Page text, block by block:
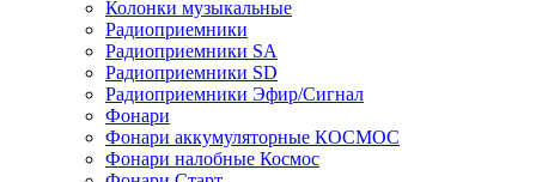
Колонки музыкальные
Радиоприемники
Радиоприемники SA
Радиоприемники SD
Радиоприемники Эфир/Сигнал
Фонари
Фонари аккумуляторные КОСМОС
Фонари налобные Космос